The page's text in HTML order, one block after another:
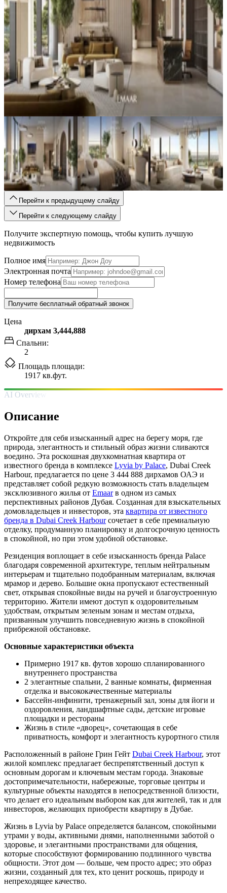
Перейти к предыдущему слайду
Перейти к следующему слайду
Получите экспертную помощь, чтобы купить лучшую
недвижимость
Полное имя
Электронная почта
Номер телефона
Получите бесплатный обратный звонок
Цена
дирхам 3,444,888
Спальни:
2
Площадь площади:
1917 кв.фут.
AI Overview
Описание
Откройте для себя изысканный адрес на берегу моря, где
природа, элегантность и стильный образ жизни сливаются
воедино. Эта роскошная двухкомнатная квартира от
известного бренда в комплексе Lyvia by Palace, Dubai Creek
Harbour, предлагается по цене 3 444 888 дирхамов ОАЭ и
представляет собой редкую возможность стать владельцем
эксклюзивного жилья от Emaarв одном из самых
перспективных районов Дубая. Созданная для взыскательных
домовладельцев и инвесторов, эта квартира от известного
бренда в Dubai Creek Harbourсочетает в себе премиальную
отделку, продуманную планировку и долгосрочную ценность
в спокойной, но при этом удобной обстановке.
Резиденция воплощает в себе изысканность бренда Palace
благодаря современной архитектуре, теплым нейтральным
интерьерам и тщательно подобранным материалам, включая
мрамор и дерево. Большие окна пропускают естественный
свет, открывая спокойные виды на ручей и благоустроенную
территорию. Жители имеют доступ к оздоровительным
удобствам, открытым зеленым зонам и местам отдыха,
призванным улучшить повседневную жизнь в спокойной
прибрежной обстановке.
Основные характеристики объекта
Примерно 1917 кв. футов хорошо спланированного
внутреннего пространства
2 элегантные спальни, 2 ванные комнаты, фирменная
отделка и высококачественные материалы
Бассейн-инфинити, тренажерный зал, зоны для йоги и
оздоровления, ландшафтные сады, детские игровые
площадки и рестораны
Жизнь в стиле «дворец», сочетающая в себе
приватность, комфорт и элегантность курортного стиля
Расположенный в районе Грин Гейт Dubai Creek Harbour, этот
жилой комплекс предлагает беспрепятственный доступ к
основным дорогам и ключевым местам города. Знаковые
достопримечательности, набережные, торговые центры и
культурные объекты находятся в непосредственной близости,
что делает его идеальным выбором как для жителей, так и для
инвесторов, желающих приобрести квартиру в Дубае.
Жизнь в Lyvia by Palace определяется балансом, спокойными
утрами у воды, активными днями, наполненными заботой о
здоровье, и элегантными пространствами для общения,
которые способствуют формированию подлинного чувства
общности. Этот дом — больше, чем просто адрес; это образ
жизни, созданный для тех, кто ценит роскошь, природу и
непреходящее качество.